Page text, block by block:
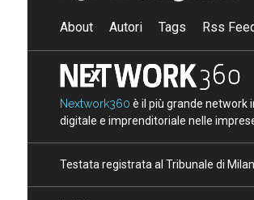
About Autori Tags Rss
Nextwork360 è il più grande network
digitale e imprenditoriale nelle
Testata registrata al Tribunale di